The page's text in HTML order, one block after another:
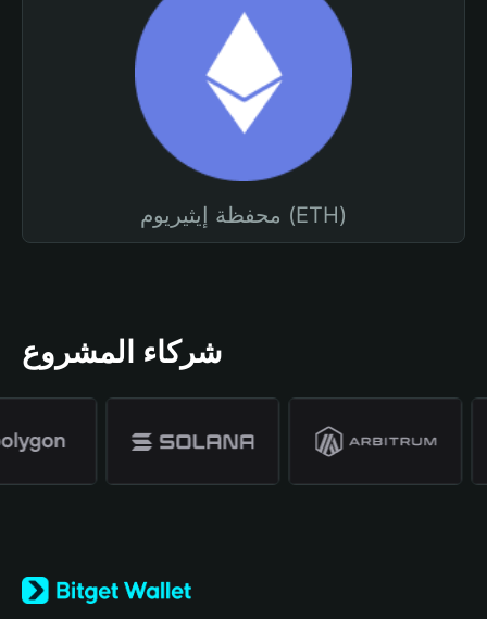
محفظة إيثيريوم (ETH)
شركاء المشروع